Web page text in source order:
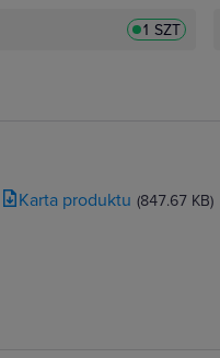
1 SZT
Karta produktu (847.67 KB)